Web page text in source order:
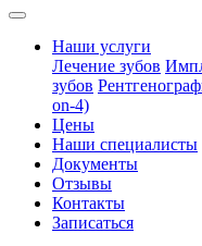
Наши услуги
Лечение зубов
зубов
on-4)
Цены
Наши специалисты
Документы
Отзывы
Контакты
Записаться